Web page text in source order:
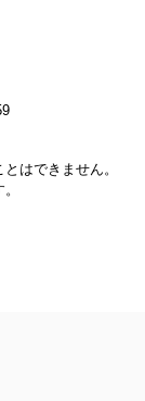
はできません。